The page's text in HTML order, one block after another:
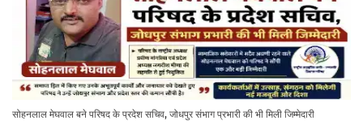
सोहनलाल मेघवाल बने परिषद के प्रदेश सचिव, जोधपुर संभाग प्रभारी की भी मिली जिम्मेदारी